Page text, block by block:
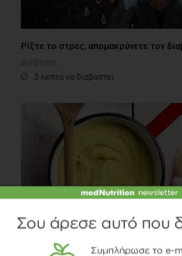
Ρίξτε το στρες, απομακρύνετε τον
Διαβήτης
3 λεπτά να διαβαστεί